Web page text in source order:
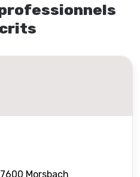
Morsbach